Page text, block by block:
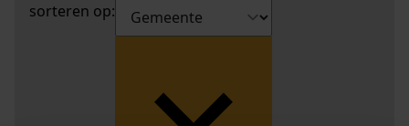
sorteren op: